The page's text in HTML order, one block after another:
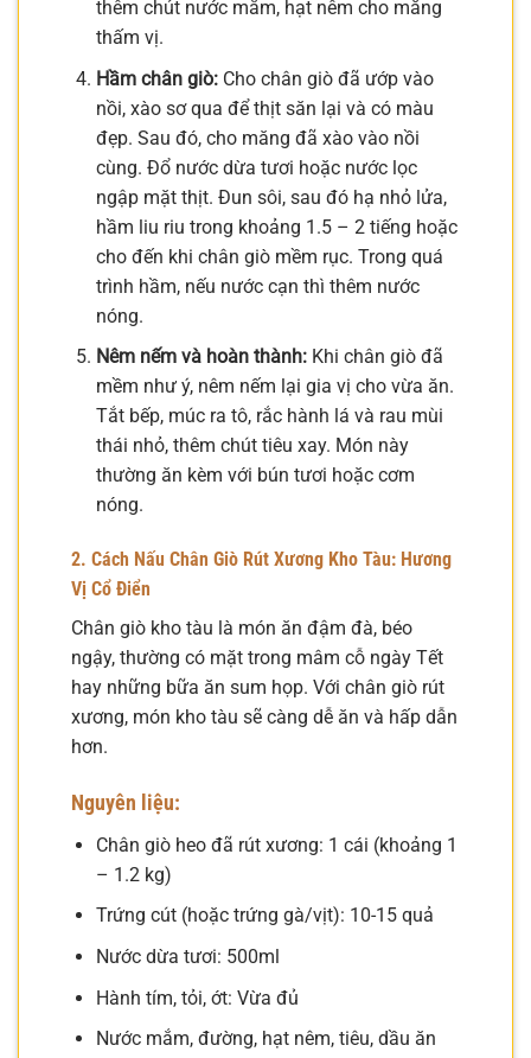
thêm chút nước mắm, hạt nêm cho măng
thấm vị.
Hầm chân giò:Cho chân giò đã ướp vào
nồi, xào sơ qua để thịt săn lại và có màu
đẹp. Sau đó, cho măng đã xào vào nồi
cùng. Đổ nước dừa tươi hoặc nước lọc
ngập mặt thịt. Đun sôi, sau đó hạ nhỏ lửa,
hầm liu riu trong khoảng 1.5 – 2 tiếng hoặc
cho đến khi chân giò mềm rục. Trong quá
trình hầm, nếu nước cạn thì thêm nước
nóng.
Nêm nếm và hoàn thành:Khi chân giò đã
mềm như ý, nêm nếm lại gia vị cho vừa ăn.
Tắt bếp, múc ra tô, rắc hành lá và rau mùi
thái nhỏ, thêm chút tiêu xay. Món này
thường ăn kèm với bún tươi hoặc cơm
nóng.
2. Cách Nấu Chân Giò Rút Xương Kho Tàu: Hương
Vị Cổ Điển
Chân giò kho tàu là món ăn đậm đà, béo
ngậy, thường có mặt trong mâm cỗ ngày Tết
hay những bữa ăn sum họp. Với chân giò rút
xương, món kho tàu sẽ càng dễ ăn và hấp dẫn
hơn.
Nguyên liệu:
Chân giò heo đã rút xương: 1 cái (khoảng 1
– 1.2 kg)
Trứng cút (hoặc trứng gà/vịt): 10-15 quả
Nước dừa tươi: 500ml
Hành tím, tỏi, ớt: Vừa đủ
Nước mắm, đường, hạt nêm, tiêu, dầu ăn